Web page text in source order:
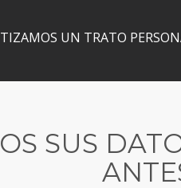
UN TRATO
SUS